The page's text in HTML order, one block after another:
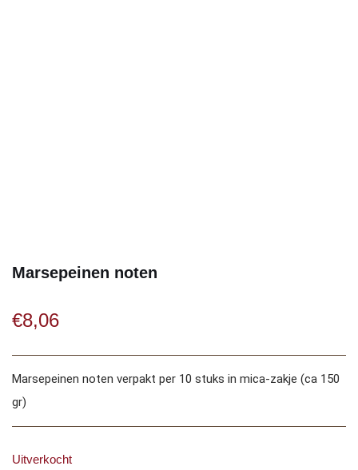
Marsepeinen noten
€8,06
Marsepeinen noten verpakt per 10 stuks in mica-zakje (ca 150
gr)
Uitverkocht